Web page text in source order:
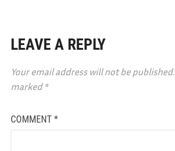
LEAVE A REPLY
Your email address will not be published.
marked*
COMMENT *